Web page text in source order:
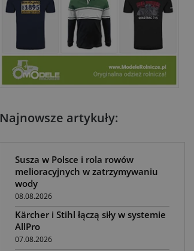
Najnowsze artykuły:
Susza w Polsce i rola rowów
melioracyjnych w zatrzymywaniu
wody
08.08.2026
Kärcher i Stihl łączą siły w systemie
AllPro
07.08.2026